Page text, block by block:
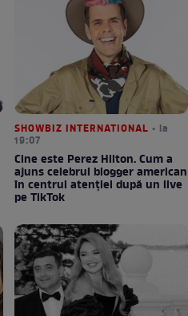
SHOWBIZ INTERNATIONAL • la
19:07
Cine este Perez Hilton. Cum a
ajuns celebrul blogger american
în centrul atenției după un live
pe TikTok